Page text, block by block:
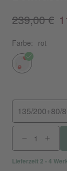
239,00 €
Farbe: rot
135/200+80/
Lieferzeit 2 - 4